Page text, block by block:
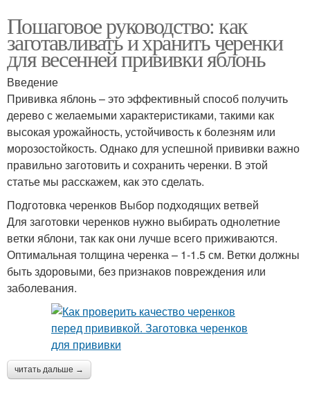
Пошаговое руководство: как
заготавливать и хранить черенки
для весенней прививки яблонь
Введение
Прививка яблонь – это эффективный способ получить
дерево с желаемыми характеристиками, такими как
высокая урожайность, устойчивость к болезням или
морозостойкость. Однако для успешной прививки важно
правильно заготовить и сохранить черенки. В этой
статье мы расскажем, как это сделать.
Подготовка черенков Выбор подходящих ветвей
Для заготовки черенков нужно выбирать однолетние
ветки яблони, так как они лучше всего приживаются.
Оптимальная толщина черенка – 1-1.5 см. Ветки должны
быть здоровыми, без признаков повреждения или
заболевания.
читать дальше →